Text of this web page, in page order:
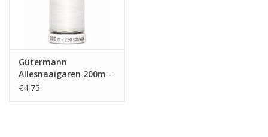
Gütermann
Allesnaaigaren 200m -
wit
€4,75